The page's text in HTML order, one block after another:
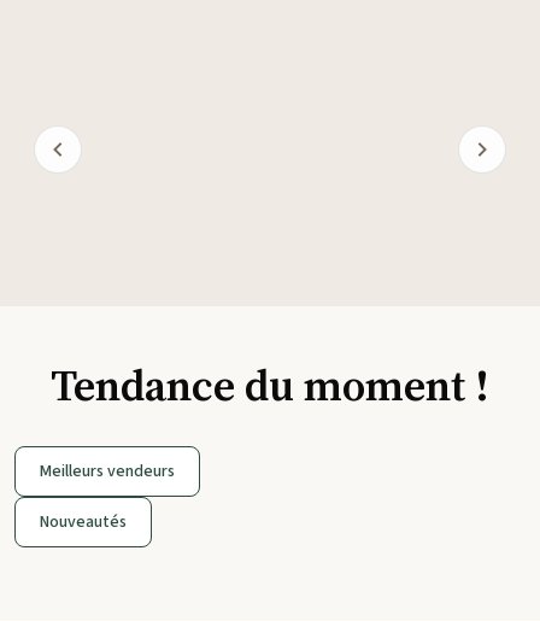
Tendance du moment !
Meilleurs vendeurs
Nouveautés